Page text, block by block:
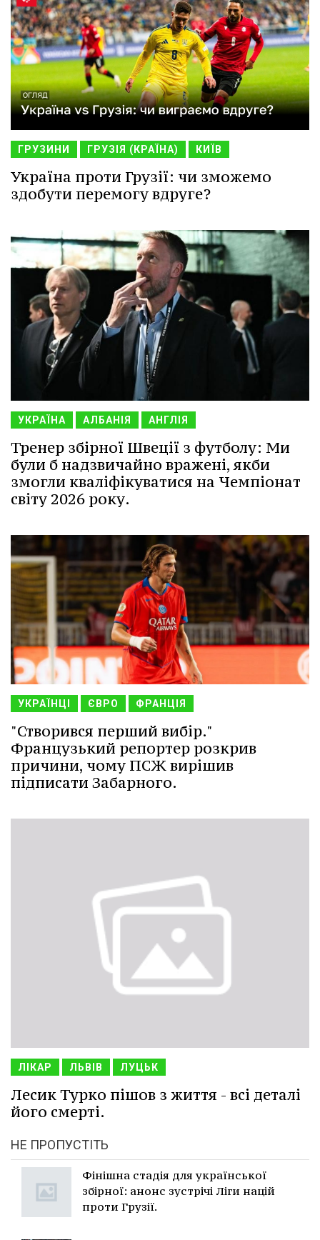
ГРУЗИНИ ГРУЗІЯ (КРАЇНА) КИЇВ
Україна проти Грузії: чи зможемо
здобути перемогу вдруге?
УКРАЇНА АЛБАНІЯ АНГЛІЯ
Тренер збірної Швеції з футболу: Ми
були б надзвичайно вражені, якби
змогли кваліфікуватися на Чемпіонат
світу 2026 року.
УКРАЇНЦІ ЄВРО ФРАНЦІЯ
"Створився перший вибір."
Французький репортер розкрив
причини, чому ПСЖ вирішив
підписати Забарного.
ЛІКАР ЛЬВІВ ЛУЦЬК
Лесик Турко пішов з життя - всі деталі
його смерті.
НЕ ПРОПУСТІТЬ
Фінішна стадія для української
збірної: анонс зустрічі Ліги націй
проти Грузії.